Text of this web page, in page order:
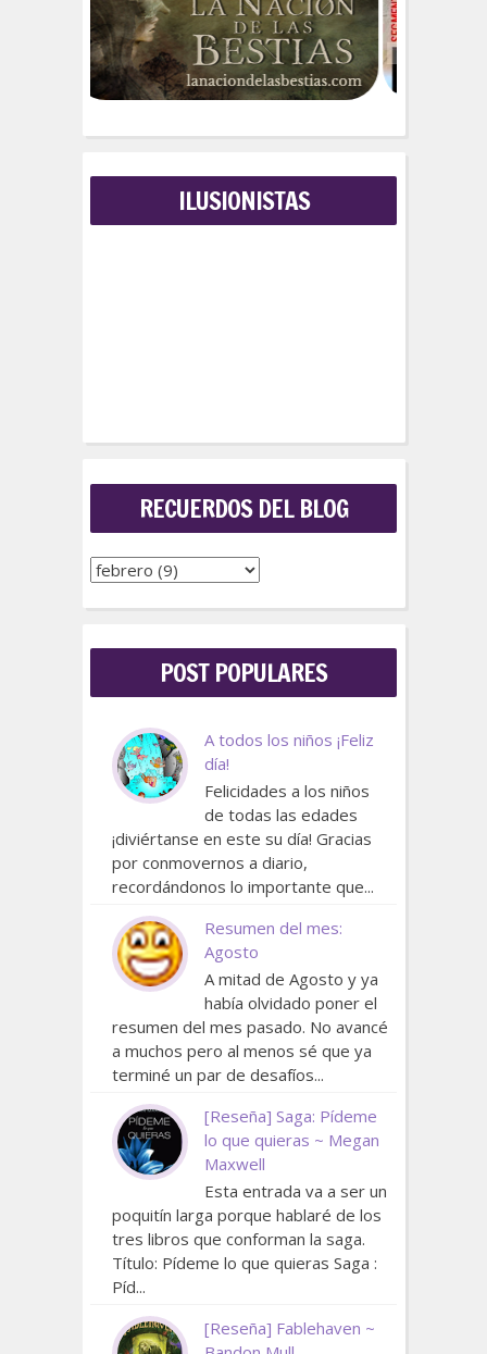
ILUSIONISTAS
RECUERDOS DEL BLOG
POST POPULARES
A todos los niños ¡Feliz
día!
Felicidades a los niños
de todas las edades
¡diviértanse en este su día! Gracias
por conmovernos a diario,
recordándonos lo importante que...
Resumen del mes:
Agosto
A mitad de Agosto y ya
había olvidado poner el
resumen del mes pasado. No avancé
a muchos pero al menos sé que ya
terminé un par de desafíos...
[Reseña] Saga: Pídeme
lo que quieras ~ Megan
Maxwell
Esta entrada va a ser un
poquitín larga porque hablaré de los
tres libros que conforman la saga.
Título: Pídeme lo que quieras Saga :
Píd...
[Reseña] Fablehaven ~